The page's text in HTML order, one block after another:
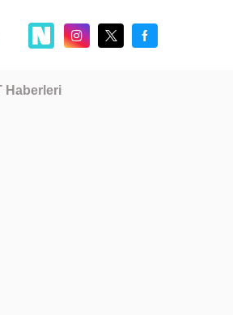
Haberleri